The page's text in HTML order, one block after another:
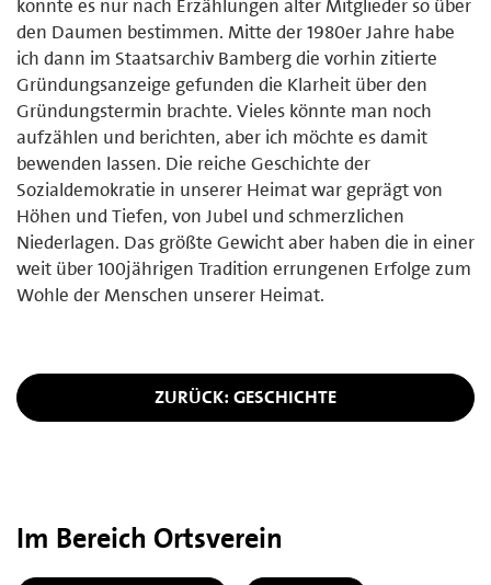
konnte es nur nach Erzäh­lungen alter Mitglieder so über
den Daumen bestimmen. Mitte der 1980er Jahre habe
ich dann im Staatsarchiv Bamberg die vorhin zitierte
Grün­dungsanzeige gefunden die Klarheit über den
Gründungstermin brachte. Vieles könnte man noch
aufzählen und berichten, aber ich möchte es damit
bewenden lassen. Die reiche Geschichte der
Sozialdemokratie in unserer Heimat war geprägt von
Höhen und Tiefen, von Jubel und schmerzlichen
Niederlagen. Das größte Gewicht aber haben die in einer
weit über 100jährigen Tradition er­rungenen Erfolge zum
Wohle der Menschen unserer Heimat.
ZURÜCK: GESCHICHTE
Im Bereich Ortsverein